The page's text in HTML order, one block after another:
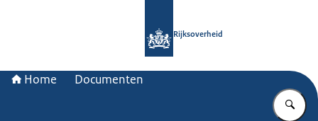
Rijksoverheid
Home Documenten